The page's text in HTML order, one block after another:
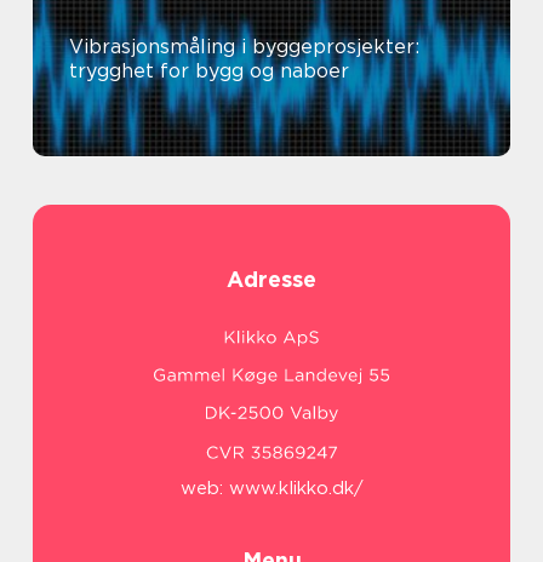
Vibrasjonsmåling i byggeprosjekter:
trygghet for bygg og naboer
Adresse
web: www.klikko.dk/